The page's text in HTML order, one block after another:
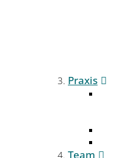
Praxis
Team